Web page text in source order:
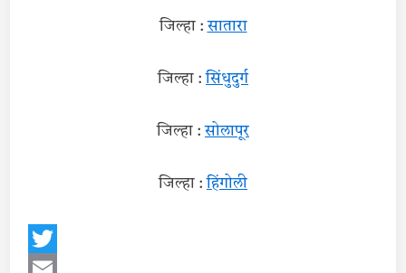
जिल्हा :सातारा
जिल्हा :सिंधुदुर्ग
जिल्हा :सोलापूर
जिल्हा :हिंगोली
Twitter